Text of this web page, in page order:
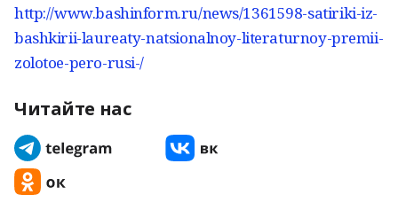
http://www.bashinform.ru/news/1361598-satiriki-iz-
bashkirii-laureaty-natsionalnoy-literaturnoy-premii-
zolotoe-pero-rusi-/
Читайте нас